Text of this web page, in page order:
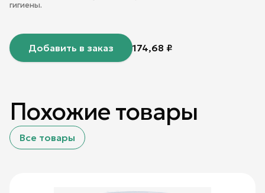
гигиены.
Добавить в заказ 174,68 ₽
Похожие товары
Все товары